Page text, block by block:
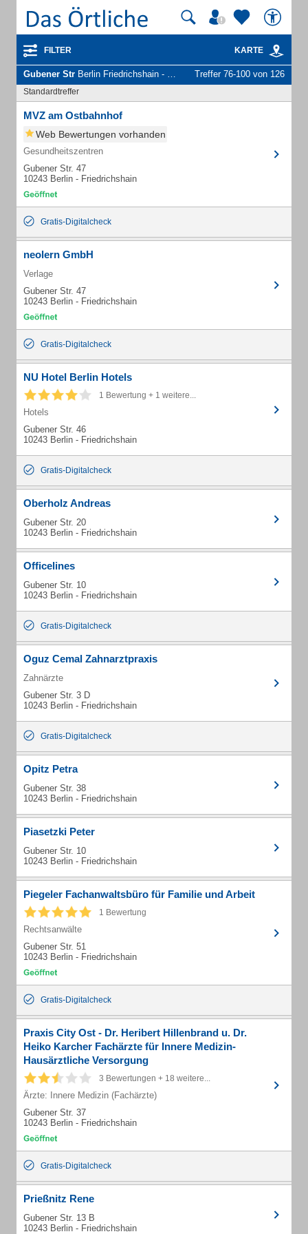
FILTER KARTE
Gubener Str Berlin Friedrichshain - Unternehmen und Personen Treffer 76-100 von 126
Standardtreffer
MVZ am Ostbahnhof
Web Bewertungen vorhanden
Gesundheitszentren
Gubener Str. 47
10243 Berlin - Friedrichshain
Gratis-Digitalcheck
neolern GmbH
Verlage
Gubener Str. 47
10243 Berlin - Friedrichshain
Gratis-Digitalcheck
NU Hotel Berlin Hotels
1 Bewertung + 1 weitere...
Hotels
Gubener Str. 46
10243 Berlin - Friedrichshain
Gratis-Digitalcheck
Oberholz Andreas
Gubener Str. 20
10243 Berlin - Friedrichshain
Officelines
Gubener Str. 10
10243 Berlin - Friedrichshain
Gratis-Digitalcheck
Oguz Cemal Zahnarztpraxis
Zahnärzte
Gubener Str. 3 D
10243 Berlin - Friedrichshain
Gratis-Digitalcheck
Opitz Petra
Gubener Str. 38
10243 Berlin - Friedrichshain
Piasetzki Peter
Gubener Str. 10
10243 Berlin - Friedrichshain
Piegeler Fachanwaltsbüro für Familie und Arbeit
1 Bewertung
Rechtsanwälte
Gubener Str. 51
10243 Berlin - Friedrichshain
Gratis-Digitalcheck
Praxis City Ost - Dr. Heribert Hillenbrand u. Dr.
Heiko Karcher Fachärzte für Innere Medizin-
Hausärztliche Versorgung
3 Bewertungen + 18 weitere...
Ärzte: Innere Medizin (Fachärzte)
Gubener Str. 37
10243 Berlin - Friedrichshain
Gratis-Digitalcheck
Prießnitz Rene
Gubener Str. 13 B
10243 Berlin - Friedrichshain